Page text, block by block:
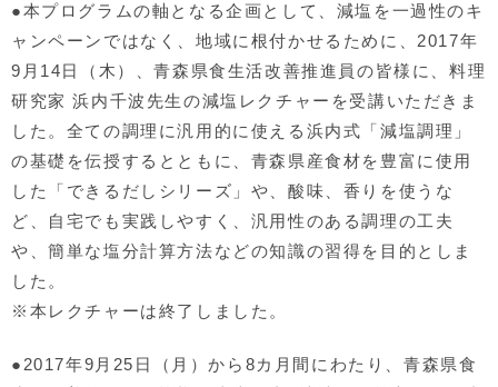
●本プログラムの軸となる企画として、減塩を一過性のキ
ャンペーンではなく、地域に根付かせるために、2017年
9月14日（木）、青森県食生活改善推進員の皆様に、料理
研究家 浜内千波先生の減塩レクチャーを受講いただきま
した。全ての調理に汎用的に使える浜内式「減塩調理」
の基礎を伝授するとともに、青森県産食材を豊富に使用
した「できるだしシリーズ」や、酸味、香りを使うな
ど、自宅でも実践しやすく、汎用性のある調理の工夫
や、簡単な塩分計算方法などの知識の習得を目的としま
した。
※本レクチャーは終了しました。
●2017年9月25日（月）から8カ月間にわたり、青森県食